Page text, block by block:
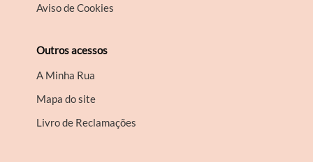
Aviso de Cookies
Outros acessos
A Minha Rua
Mapa do site
Livro de Reclamações